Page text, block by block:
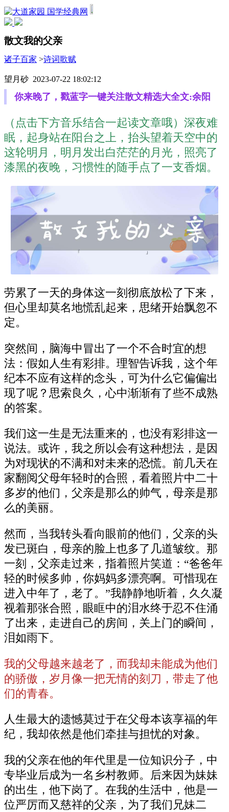
国学经典网
散文我的父亲
诸子百家 >诗词歌赋
望月砂 2023-07-22 18:02:12
你来晚了，戳蓝字一键关注散文精选大全文:余阳
（点击下方音乐结合一起读文章哦）深夜难
眠，起身站在阳台之上，抬头望着天空中的
这轮明月，明月发出白茫茫的月光，照亮了
漆黑的夜晚，习惯性的随手点了一支香烟。
劳累了一天的身体这一刻彻底放松了下来，
但心里却莫名地慌乱起来，思绪开始飘忽不
定。
突然间，脑海中冒出了一个不合时宜的想
法：假如人生有彩排。理智告诉我，这个年
纪本不应有这样的念头，可为什么它偏偏出
现了呢？思索良久，心中渐渐有了些不成熟
的答案。
我们这一生是无法重来的，也没有彩排这一
说法。或许，我之所以会有这种想法，是因
为对现状的不满和对未来的恐慌。前几天在
家翻阅父母年轻时的合照，看着照片中二十
多岁的他们，父亲是那么的帅气，母亲是那
么的美丽。
然而，当我转头看向眼前的他们，父亲的头
发已斑白，母亲的脸上也多了几道皱纹。那
一刻，父亲走过来，指着照片笑道：“爸爸年
轻的时候多帅，你妈妈多漂亮啊。可惜现在
进入中年了，老了。”我静静地听着，久久凝
视着那张合照，眼眶中的泪水终于忍不住涌
了出来，走进自己的房间，关上门的瞬间，
泪如雨下。
我的父母越来越老了，而我却未能成为他们
的骄傲，岁月像一把无情的刻刀，带走了他
们的青春。
人生最大的遗憾莫过于在父母本该享福的年
纪，我却依然是他们牵挂与担忧的对象。
我的父亲在他的年代里是一位知识分子，中
专毕业后成为一名乡村教师。后来因为妹妹
的出生，他下岗了。在我的生活中，他是一
位严厉而又慈祥的父亲，为了我们兄妹二